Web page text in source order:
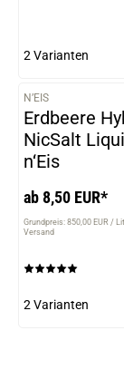
2 Varianten
N’EIS
Erdbeere
NicSalt
n‘Eis
ab 8,50 EUR*
Grundpreis: 850,00 EUR /
Versand
2 Varianten